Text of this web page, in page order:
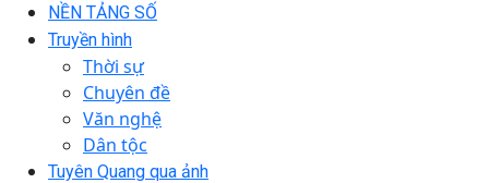
NỀN TẢNG SỐ
Truyền hình
Thời sự
Chuyên đề
Văn nghệ
Dân tộc
Tuyên Quang qua ảnh